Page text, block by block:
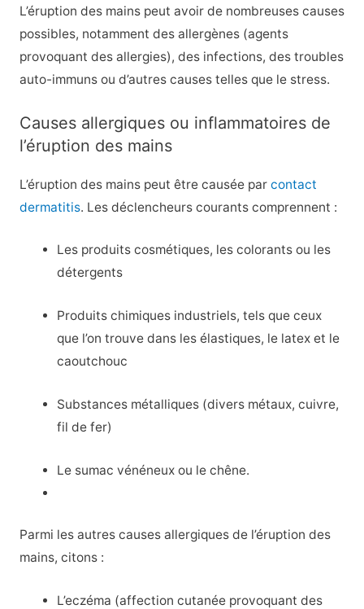
L’éruption des mains peut avoir de nombreuses causes
possibles, notamment des allergènes (agents
provoquant des allergies), des infections, des troubles
auto-immuns ou d’autres causes telles que le stress.
Causes allergiques ou inflammatoires de
l’éruption des mains
L’éruption des mains peut être causée par contact
dermatitis. Les déclencheurs courants comprennent :
Les produits cosmétiques, les colorants ou les
détergents
Produits chimiques industriels, tels que ceux
que l’on trouve dans les élastiques, le latex et le
caoutchouc
Substances métalliques (divers métaux, cuivre,
fil de fer)
Le sumac vénéneux ou le chêne.
Parmi les autres causes allergiques de l’éruption des
mains, citons :
L’eczéma (affection cutanée provoquant des